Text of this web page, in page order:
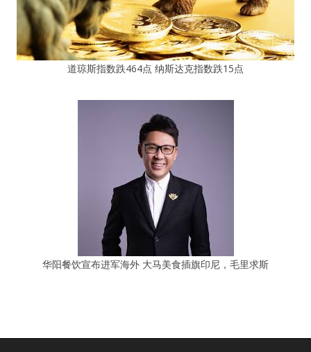
道琼斯指数跌464点 纳斯达克指数跌15点
华阳餐饮宣布进军海外 大马美食插旗印尼，毛里求斯